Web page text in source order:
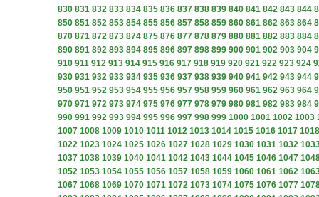
830 831 832 833 834 835 836 837 838 839 840 841 842 843 844
850 851 852 853 854 855 856 857 858 859 860 861 862 863 864
870 871 872 873 874 875 876 877 878 879 880 881 882 883 884
890 891 892 893 894 895 896 897 898 899 900 901 902 903 904
910 911 912 913 914 915 916 917 918 919 920 921 922 923 924
930 931 932 933 934 935 936 937 938 939 940 941 942 943 944
950 951 952 953 954 955 956 957 958 959 960 961 962 963 964
970 971 972 973 974 975 976 977 978 979 980 981 982 983 984
990 991 992 993 994 995 996 997 998 999 1000 1001 1002 1003
1007 1008 1009 1010 1011 1012 1013 1014 1015 1016 1017 1018
1022 1023 1024 1025 1026 1027 1028 1029 1030 1031 1032
1037 1038 1039 1040 1041 1042 1043 1044 1045 1046 1047
1052 1053 1054 1055 1056 1057 1058 1059 1060 1061 1062
1067 1068 1069 1070 1071 1072 1073 1074 1075 1076 1077